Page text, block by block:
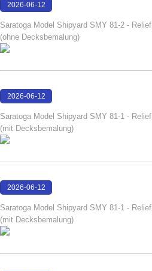
2026-06-12
Saratoga Model Shipyard SMY 81-2 - Relief
(ohne Decksbemalung)
2026-06-12
Saratoga Model Shipyard SMY 81-1 - Relief
(mit Decksbemalung)
2026-06-12
Saratoga Model Shipyard SMY 81-1 - Relief
(mit Decksbemalung)